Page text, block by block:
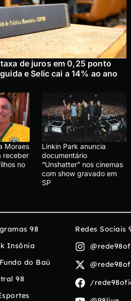
de juros em 0,25 ponto
e Selic cai a 14% ao ano
Moraes
receber
no
Linkin Park anuncia
documentário
“Unshatter” nos cinemas
com show gravado em
SP
98
Insônia
do Baú
98
Redes Sociais
/